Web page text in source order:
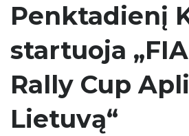
Penktadienį
startuoja
Rally Cup
Lietuvą“